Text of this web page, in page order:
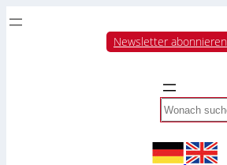
Newsletter abonnieren
Search